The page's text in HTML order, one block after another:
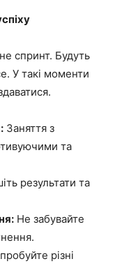
спринт. Будуть
У такі моменти
Заняття з
та
результати та
Не забувайте
різні